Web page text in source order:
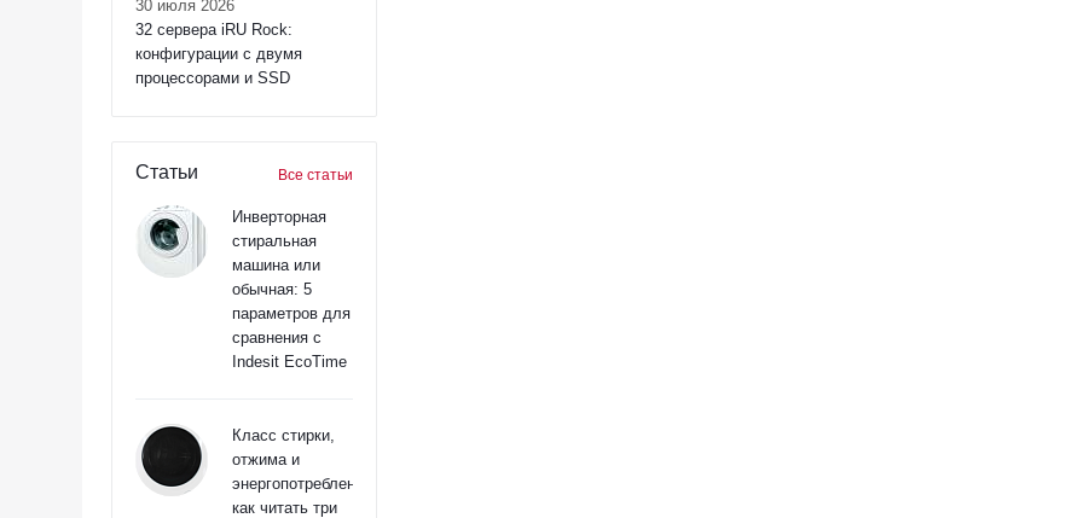
30 июля 2026
32 сервера iRU Rock:
конфигурации с двумя
процессорами и SSD
Статьи Все статьи
Инверторная
стиральная
машина или
обычная: 5
параметров для
сравнения с
Indesit EcoTime
Класс стирки,
отжима и
энергопотребления:
как читать три